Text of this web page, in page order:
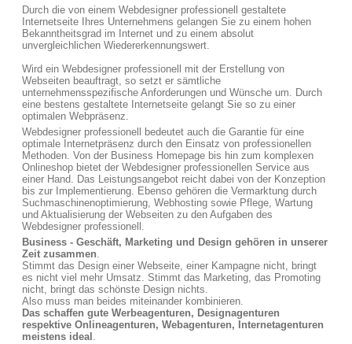
Durch die von einem Webdesigner professionell gestaltete
Internetseite Ihres Unternehmens gelangen Sie zu einem hohen
Bekanntheitsgrad im Internet und zu einem absolut
unvergleichlichen Wiedererkennungswert.
Wird ein Webdesigner professionell mit der Erstellung von
Webseiten beauftragt, so setzt er sämtliche
unternehmensspezifische Anforderungen und Wünsche um. Durch
eine bestens gestaltete Internetseite gelangt Sie so zu einer
optimalen Webpräsenz.
Webdesigner professionell bedeutet auch die Garantie für eine
optimale Internetpräsenz durch den Einsatz von professionellen
Methoden. Von der Business Homepage bis hin zum komplexen
Onlineshop bietet der Webdesigner professionellen Service aus
einer Hand. Das Leistungsangebot reicht dabei von der Konzeption
bis zur Implementierung. Ebenso gehören die Vermarktung durch
Suchmaschinenoptimierung, Webhosting sowie Pflege, Wartung
und Aktualisierung der Webseiten zu den Aufgaben des
Webdesigner professionell.
Business - Geschäft, Marketing und Design gehören in unserer
Zeit zusammen.
Stimmt das Design einer Webseite, einer Kampagne nicht, bringt
es nicht viel mehr Umsatz. Stimmt das Marketing, das Promoting
nicht, bringt das schönste Design nichts.
Also muss man beides miteinander kombinieren.
Das schaffen gute Werbeagenturen, Designagenturen
respektive Onlineagenturen, Webagenturen, Internetagenturen
meistens ideal .